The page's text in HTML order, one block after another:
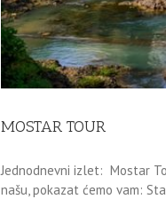
MOSTAR TOUR
Jednodnevni izlet: Mostar
našu, pokazat ćemo vam: